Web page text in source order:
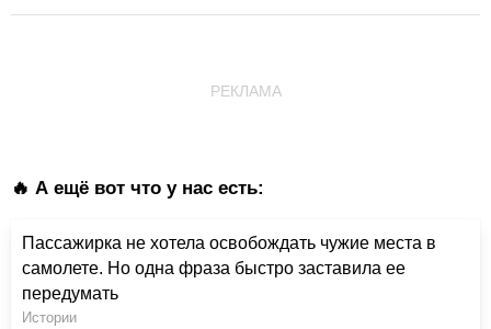
РЕКЛАМА
🔥 А ещё вот что у нас есть:
Пассажирка не хотела освобождать чужие места в
самолете. Но одна фраза быстро заставила ее
передумать
Истории